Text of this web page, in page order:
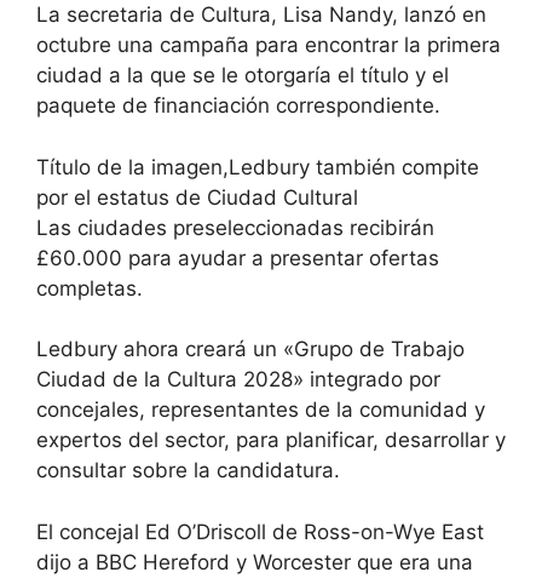
La secretaria de Cultura, Lisa Nandy, lanzó en
octubre una campaña para encontrar la primera
ciudad a la que se le otorgaría el título y el
paquete de financiación correspondiente.
Título de la imagen,Ledbury también compite
por el estatus de Ciudad Cultural
Las ciudades preseleccionadas recibirán
£60.000 para ayudar a presentar ofertas
completas.
Ledbury ahora creará un «Grupo de Trabajo
Ciudad de la Cultura 2028» integrado por
concejales, representantes de la comunidad y
expertos del sector, para planificar, desarrollar y
consultar sobre la candidatura.
El concejal Ed O’Driscoll de Ross-on-Wye East
dijo a BBC Hereford y Worcester que era una